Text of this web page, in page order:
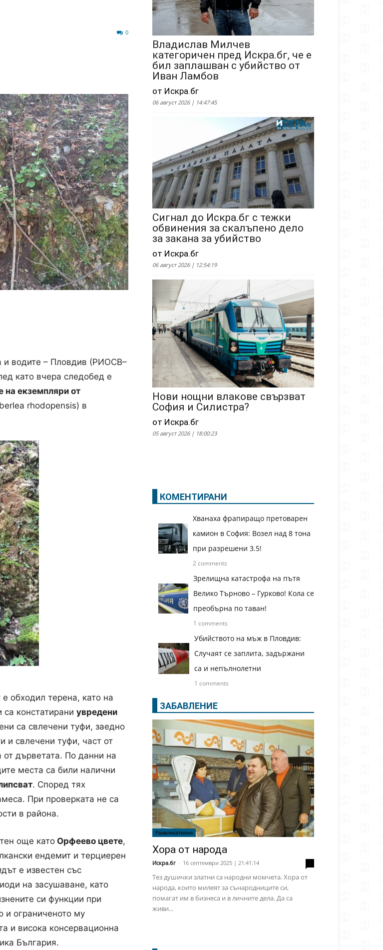
0
и водите – Пловдив (РИОСВ–
като вчера следобед е
екземпляри от
rhodopensis) в
обходил терена, като на
са констатирани увредени
са свлечени туфи, заедно
и свлечени туфи, част от
от дърветата. По данни на
места са били налични
. Според тях
При проверката не са
в района.
още като Орфеево цвете,
ендемит и терциерен
е известен със
на засушаване, като
си функции при
и ограниченото му
и висока консервационна
България.
Владислав Милчев
категоричен пред Искра.бг, че е
бил заплашван с убийство от
Иван Ламбов
от Искра.бг
06 август 2026 | 14:47:45
Сигнал до Искра.бг с тежки
обвинения за скалъпено дело
за закана за убийство
от Искра.бг
06 август 2026 | 12:54:19
Нови нощни влакове свързват
София и Силистра?
от Искра.бг
05 август 2026 | 18:00:23
КОМЕНТИРАНИ
Хванаха фрапиращо претоварен
камион в София: Возел над 8 тона
при разрешени 3.5!
2 comments
Зрелищна катастрофа на пътя
Велико Търново – Гурково! Кола се
преобърна по таван!
1 comments
Убийството на мъж в Пловдив:
Случаят се заплита, задържани
са и непълнолетни
1 comments
ЗАБАВЛЕНИЕ
Развлекателно
Хора от народа
Искра.бг - 16 септември 2025 | 21:41:14
Тез душички златни са народни момчета. Хора от
народа, които милеят за сънародниците си,
помагат им в бизнеса и в личните дела. Да са
живи...